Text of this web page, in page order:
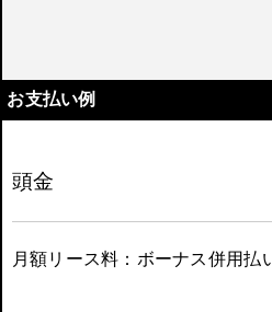
お支払い例
頭金
月額リース料：ボーナス併用払